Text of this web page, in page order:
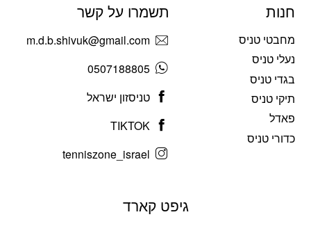
חנות
מחבטי טניס
נעלי טניס
בגדי טניס
תיקי טניס
פאדל
כדורי טניס
תשמרו על קשר
m.d.b.shivuk@gmail.com
0507188805
טניסזון ישראל
TIKTOK
tenniszone_israel
גיפט קארד